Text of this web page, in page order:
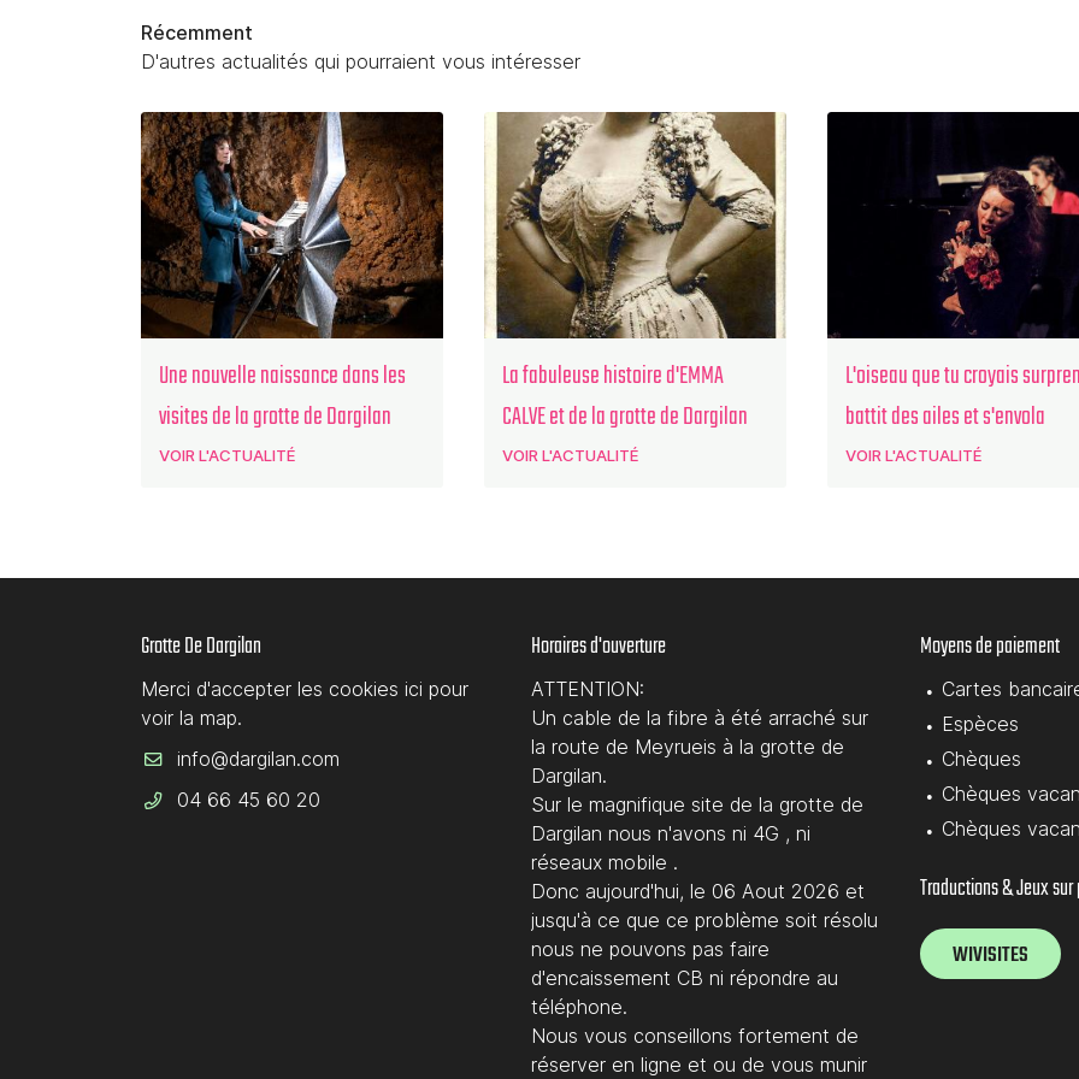
Récemment
D'autres actualités qui pourraient vous intéresser
Une nouvelle naissance dans les
visites de la grotte de Dargilan
VOIR L'ACTUALITÉ
La fabuleuse histoire d'EMMA
CALVE et de la grotte de Dargilan
VOIR L'ACTUALITÉ
L'oiseau que tu croyais
battit des ailes et s'envola
VOIR L'ACTUALITÉ
Grotte De Dargilan
Merci d'accepter les cookies ici pour
voir la map.
04 66 45 60 20
Horaires d'ouverture
ATTENTION:
Un cable de la fibre à été arraché sur
la route de Meyrueis à la grotte de
Dargilan.
Sur le magnifique site de la grotte de
Dargilan nous n'avons ni 4G , ni
réseaux mobile .
Donc aujourd'hui, le 06 Aout 2026 et
jusqu'à ce que ce problème soit résolu
nous ne pouvons pas faire
d'encaissement CB ni répondre au
téléphone.
Nous vous conseillons fortement de
réserver en ligne et ou de vous munir
Moyens de paiement
Cartes
Espèces
Chèques
Chèques
Chèques
Traductions & Jeux
WIVISITES